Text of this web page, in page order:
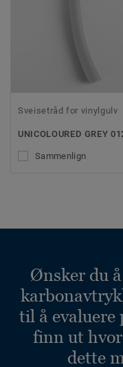
Sveisetråd for vinylgulv
UNICOLOURED GREY
Sammenlign
Ønsker du
til å evaluere
finn ut
dette